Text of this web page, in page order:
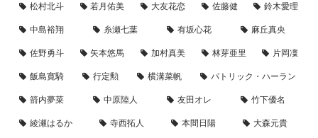
松村北斗
若月佑美 大友花恋 佐藤健
鈴木愛理
中島裕翔
糸瀬七葉 有坂心花
麻丘真央
佐野勇斗
矢本悠馬 加村真美 林芽亜里
片岡凜
飯島寛騎
行定勲 横溝菜帆
パトリック・ハーラン
箭内夢菜
中原陸人 友田オレ
竹下優名
綾瀬はるか
寺西拓人 本間日陽
大森元貴